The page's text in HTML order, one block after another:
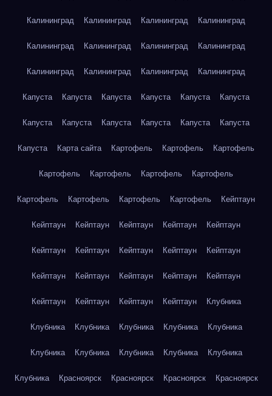
Калининград Калининград Калининград Калининград
Калининград Калининград Калининград Калининград
Калининград Калининград Калининград Калининград
Капуста Капуста Капуста Капуста Капуста Капуста
Капуста Капуста Капуста Капуста Капуста Капуста
Капуста Карта сайта Картофель Картофель Картофель
Картофель Картофель Картофель Картофель
Картофель Картофель Картофель Картофель Кейптаун
Кейптаун Кейптаун Кейптаун Кейптаун Кейптаун
Кейптаун Кейптаун Кейптаун Кейптаун Кейптаун
Кейптаун Кейптаун Кейптаун Кейптаун Кейптаун
Кейптаун Кейптаун Кейптаун Кейптаун Клубника
Клубника Клубника Клубника Клубника Клубника
Клубника Клубника Клубника Клубника Клубника
Клубника Красноярск Красноярск Красноярск Красноярск